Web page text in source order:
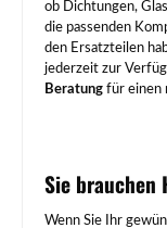
ob Dichtungen,
die passenden
den Ersatzteilen
jederzeit zur
Beratung für einen
Sie brauchen
Wenn Sie Ihr